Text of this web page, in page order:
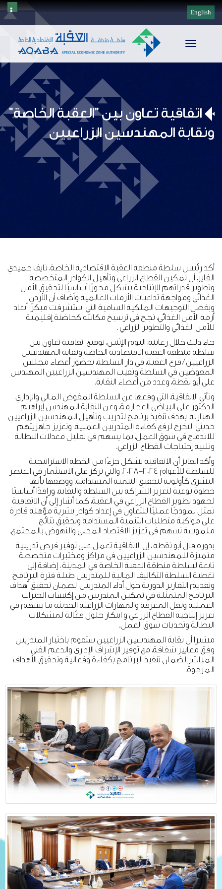
English
Toggle
اتفاقية تعاون بين "العقبة الخاصة"
ونقابة المهندسين الزراعيين
أكد رئيس سلطة منطقة العقبة الاقتصادية الخاصة، نايف حميدي
الفايز، أن تمكين القطاع الزراعي وتأهيل الكوادر المتخصصة
وتطوير قدراتهم الإنتاجية يشكل محورًا أساسيًا لتحقيق الأمن
الغذائي ومواجهة تداعيات الأزمات العالمية وأضاف أن الأردن
وبفضل التوجيهات الملكية السامية التي استشرفت مبكرًا أبعاد
أزمة الأمن الغذائي، نجح في ترسيخ مكانته كحاضنة إقليمية
للأمن الغذائي والتطوير الزراعي .
جاء ذلك خلال رعايته، اليوم الإثنين، توقيع اتفاقية تعاون بين
سلطة منطقة العقبة الاقتصادية الخاصة ونقابة المهندسين
الزراعيين / فرع العقبة، في دار السلطة، بحضور أعضاء مجلس
المفوضين في السلطة ونقيب المهندسين الزراعيين المهندس
علي أبو نقطة، وعدد من أعضاء النقابة.
وتأتي الاتفاقية، التي وقعها عن السلطة المفوض المالي والإداري
الدكتور علي البياضي العجارمة، وعن النقابة المهندس إبراهيم
الهبارنة، بهدف تنفيذ برنامج لتدريب وتأهيل المهندسين الزراعيين
حديثي التخرج لرفع كفاءة المتدربين العملية، وتعزيز جاهزيتهم
للاندماج في سوق العمل، بما يسهم في تقليل معدلات البطالة
وتلبية إحتياجات القطاع الزراعي.
وأكد الفايز أن الاتفاقية تشكل جزءًا من الخطة الاستراتيجية
للسلطة للأعوام 2024-2028، والتي تركز على الاستثمار في العنصر
البشري كأولوية لتحقيق التنمية المستدامة. ووصفها بأنها
خطوة نوعية لتعزيز الشراكة بين السلطة والنقابة، ورافدًا أساسيًا
لجهود تطوير القطاع الزراعي في العقبة، كما أشار إلى أن الاتفاقية
تمثل نموذجًا عمليًا للتعاون في إعداد كوادر بشرية مؤهلة قادرة
على مواكبة متطلبات التنمية المستدامة وتحقيق نتائج
ملموسة تسهم في تعزيز الاقتصاد المحلي والنهوض بالمجتمع.
بدوره قال أبو نقطه ، إن الاتفاقية تعمل على توفير فرص تدريبية
متميزة للمهندسين الزراعيين في مراكز ومختبرات متخصصة
تابعة لسلطة منطقة العقبة الخاصة في المدينة ، إضافة إلى
تغطية السلطة التكاليف المالية للمتدربين طيلة فترة البرنامج،
وتقديم التقارير الدورية حول أداء المتدربين، لضمان تحقيق أهداف
البرنامج المتمثلة في تمكين المتدربين من إكتساب الخبرات
العملية ونقل المعرفة والمهارات الزراعية الحديثة ما يسهم في
تعزيز إنتاجية القطاع الزراعي و ابتكار حلول فعّالة لمشكلات
البطالة وتحديات سوق العمل.
مشيرا أن نقابة المهندسين الزراعيين ستقوم باختيار المتدربين
وفق معايير شفافة، مع توفير الإشراف الإداري والدعم الفني
المباشر لضمان تنفيذ البرنامج بكفاءة وفعالية وتحقيق الأهداف
المرجوة.